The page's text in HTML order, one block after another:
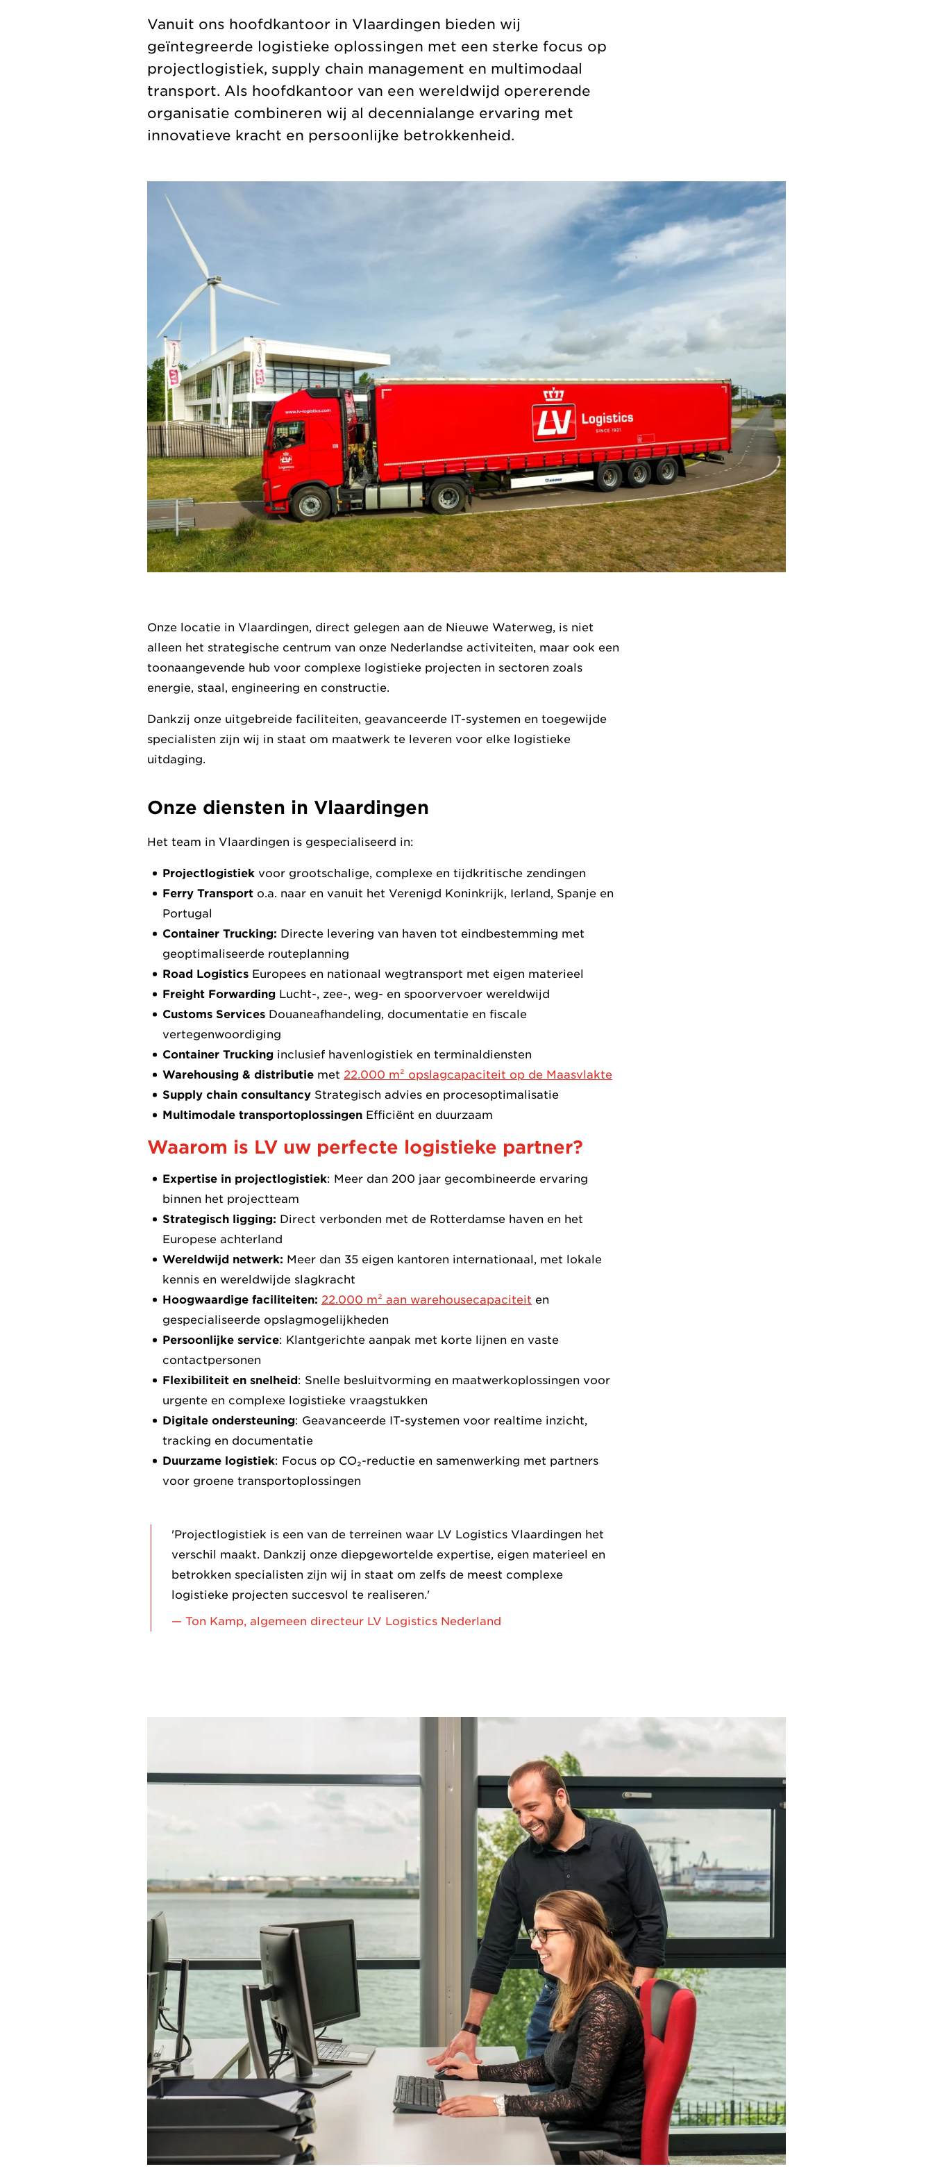
Vanuit ons hoofdkantoor in Vlaardingen bieden wij
geïntegreerde logistieke oplossingen met een sterke focus op
projectlogistiek, supply chain management en multimodaal
transport. Als hoofdkantoor van een wereldwijd opererende
organisatie combineren wij al decennialange ervaring met
innovatieve kracht en persoonlijke betrokkenheid.
Onze locatie in Vlaardingen, direct gelegen aan de Nieuwe Waterweg, is niet
alleen het strategische centrum van onze Nederlandse activiteiten, maar ook een
toonaangevende hub voor complexe logistieke projecten in sectoren zoals
energie, staal, engineering en constructie.
Dankzij onze uitgebreide faciliteiten, geavanceerde IT-systemen en toegewijde
specialisten zijn wij in staat om maatwerk te leveren voor elke logistieke
uitdaging.
Onze diensten in Vlaardingen
Het team in Vlaardingen is gespecialiseerd in:
Projectlogistiek voor grootschalige, complexe en tijdkritische zendingen
Ferry Transport o.a. naar en vanuit het Verenigd Koninkrijk, Ierland, Spanje en
Portugal
Container Trucking: Directe levering van haven tot eindbestemming met
geoptimaliseerde routeplanning
Road Logistics Europees en nationaal wegtransport met eigen materieel
Freight Forwarding Lucht-, zee-, weg- en spoorvervoer wereldwijd
Customs Services Douaneafhandeling, documentatie en fiscale
vertegenwoordiging
Container Trucking inclusief havenlogistiek en terminaldiensten
Warehousing & distributie met 22.000 m² opslagcapaciteit op de Maasvlakte
Supply chain consultancy Strategisch advies en procesoptimalisatie
Multimodale transportoplossingen Efficiënt en duurzaam
Waarom is LV uw perfecte logistieke partner?
Expertise in projectlogistiek: Meer dan 200 jaar gecombineerde ervaring
binnen het projectteam
Strategisch ligging: Direct verbonden met de Rotterdamse haven en het
Europese achterland
Wereldwijd netwerk: Meer dan 35 eigen kantoren internationaal, met lokale
kennis en wereldwijde slagkracht
Hoogwaardige faciliteiten: 22.000 m² aan warehousecapaciteit en
gespecialiseerde opslagmogelijkheden
Persoonlijke service: Klantgerichte aanpak met korte lijnen en vaste
contactpersonen
Flexibiliteit en snelheid: Snelle besluitvorming en maatwerkoplossingen voor
urgente en complexe logistieke vraagstukken
Digitale ondersteuning: Geavanceerde IT-systemen voor realtime inzicht,
tracking en documentatie
Duurzame logistiek: Focus op CO₂-reductie en samenwerking met partners
voor groene transportoplossingen
'Projectlogistiek is een van de terreinen waar LV Logistics Vlaardingen het
verschil maakt. Dankzij onze diepgewortelde expertise, eigen materieel en
betrokken specialisten zijn wij in staat om zelfs de meest complexe
logistieke projecten succesvol te realiseren.'
— Ton Kamp, algemeen directeur LV Logistics Nederland